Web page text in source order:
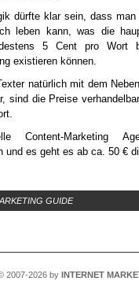
dürfte klar sein, dass
leben kann, was die
5 Cent pro Wort
existieren können.
natürlich mit dem
sind die Preise
Content-Marketing
und es geht es ab ca. 50 €
GUIDE
2007-2026 by INTERNET